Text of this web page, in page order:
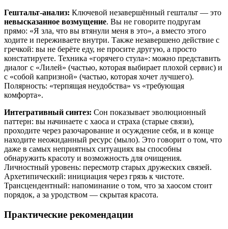
Гештальт-анализ: Ключевой незавершённый гештальт — это
невысказанное возмущение. Вы не говорите подругам
прямо: «Я зла, что вы втянули меня в это», а вместо этого
ходите и переживаете внутри. Также незавершено действие с
гречкой: вы не берёте еду, не просите другую, а просто
констатируете. Техника «горячего стула»: можно представить
диалог с «Лилей» (частью, которая выбирает плохой сервис) и
с «собой капризной» (частью, которая хочет лучшего).
Полярность: «терпящая неудобства» vs «требующая
комфорта».
Интегративный синтез: Сон показывает эволюционный
паттерн: вы начинаете с хаоса и страха (старые связи),
проходите через разочарование и осуждение себя, и в конце
находите неожиданный ресурс (мыло). Это говорит о том, что
даже в самых неприятных ситуациях вы способны
обнаружить красоту и возможность для очищения.
Личностный уровень: пересмотр старых дружеских связей.
Архетипический: инициация через грязь к чистоте.
Трансцендентный: напоминание о том, что за хаосом стоит
порядок, а за уродством — скрытая красота.
Практические рекомендации